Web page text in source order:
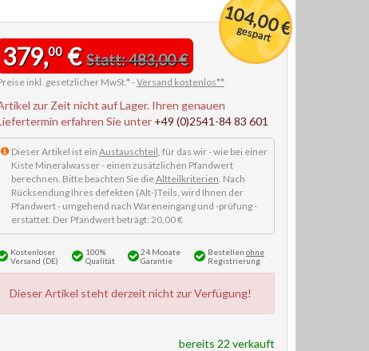
104,00 €
gespart
379,00€Statt: 483,00 €
inkl. gesetzlicher MwSt.* -Versand kostenlos**
zur Zeit nicht auf Lager. Ihren genauen
erfahren Sie unter +49 (0)2541-84 83 601
Dieser Artikel ist ein Austauschteil, für das wir - wie bei einer
Kiste Mineralwasser - einen zusätzlichen Pfandwert
berechnen. Bitte beachten Sie dieAltteilkriterien. Nach
Rücksendung Ihres defekten (Alt-)Teils, wird Ihnen der
Pfandwert - umgehend nach Wareneingang und -prüfung -
erstattet. Der Pfandwert beträgt: 20,00 €
Kostenloser
Versand (DE)
100%
Qualität
24 Monate
Garantie
Bestellen ohne
Registrierung
Dieser Artikel steht derzeit nicht zur Verfügung!
bereits 22 verkauft